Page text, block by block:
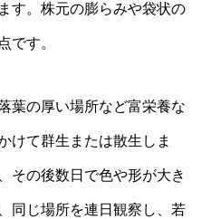
す。株元の膨らみや袋状の
です。
葉の厚い場所など富栄養な
けて群生または散生しま
その後数日で色や形が大き
同じ場所を連日観察し、若